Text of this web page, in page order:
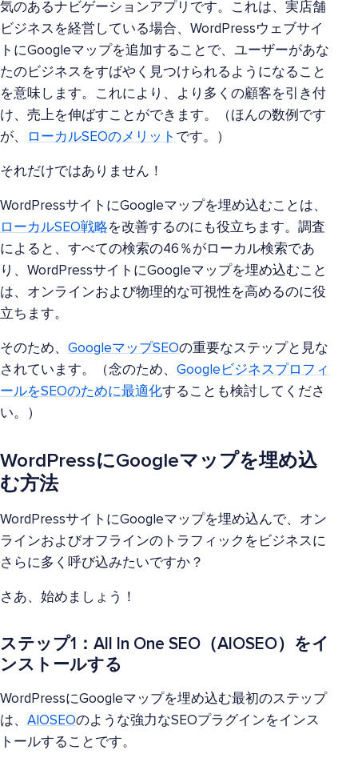
気のあるナビゲーションアプリです。これは、実店舗
ビジネスを経営している場合、WordPressウェブサイ
トにGoogleマップを追加することで、ユーザーがあな
たのビジネスをすばやく見つけられるようになること
を意味します。これにより、より多くの顧客を引き付
け、売上を伸ばすことができます。（ほんの数例です
が、
ローカルSEOのメリット です。）
それだけではありません！
WordPressサイトにGoogleマップを埋め込むことは、
ローカルSEO戦略を改善するのにも役立ちます。調査
によると、すべての検索の46％がローカル検索であ
り、WordPressサイトにGoogleマップを埋め込むこと
は、オンラインおよび物理的な可視性を高めるのに役
立ちます。
そのため、 GoogleマップSEOの重要なステップと見な
されています。（念のため、 Googleビジネスプロフィ
ールをSEOのために最適化することも検討してくださ
い。）
WordPressにGoogleマップを埋め込
む方法
WordPressサイトにGoogleマップを埋め込んで、オン
ラインおよびオフラインのトラフィックをビジネスに
さらに多く呼び込みたいですか？
さあ、始めましょう！
ステップ1：All In One SEO（AIOSEO）をイ
ンストールする
WordPressにGoogleマップを埋め込む最初のステップ
は、 AIOSEOのような強力なSEOプラグインをインス
トールすることです。